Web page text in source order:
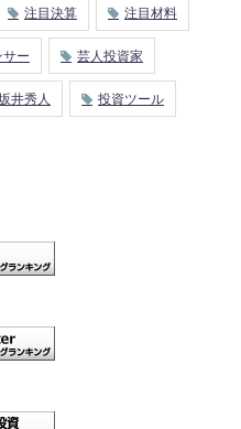
注目決算 注目材料
ー 芸人投資家
井秀人 投資ツール